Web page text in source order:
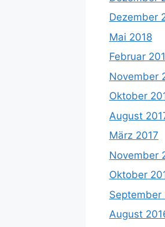
Dezember
Mai 2018
Februar
November
Oktober
August
März 2017
November
Oktober
September
August